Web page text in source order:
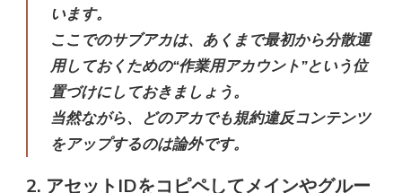
います。
ここでのサブアカは、あくまで最初から分散運
用しておくための“作業用アカウント”という位
置づけにしておきましょう。
当然ながら、どのアカでも規約違反コンテンツ
をアップするのは論外です。
2. アセットIDをコピペしてメインやグルー